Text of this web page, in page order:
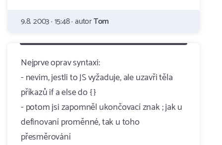
9.8. 2003 · 15:48 · autorTom
Nejprve oprav syntaxi:
- nevim, jestli to JS vyžaduje, ale uzavři těla
příkazů if a else do { }
- potom jsi zapomněl ukončovací znak ; jak u
definovaní proměnné, tak u toho
přesměrování